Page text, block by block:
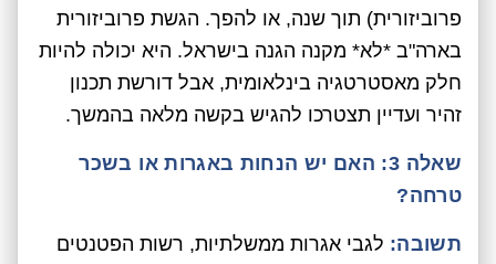
פרוביזורית) תוך שנה, או להפך. הגשת פרוביזורית
בארה"ב *לא* מקנה הגנה בישראל. היא יכולה להיות
חלק מאסטרטגיה בינלאומית, אבל דורשת תכנון
זהיר ועדיין תצטרכו להגיש בקשה מלאה בהמשך.
שאלה 3: האם יש הנחות באגרות או בשכר
טרחה?
תשובה: לגבי אגרות ממשלתיות, רשות הפטנטים